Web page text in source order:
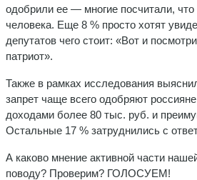
одобрили ее — многие посчитали,
человека. Еще 8 % просто хотят
депутатов чего стоит: «Вот и
патриот».
Также в рамках исследования
запрет чаще всего одобряют
доходами более 80 тыс. руб. и
Остальные 17 % затруднились с
А каково мнение активной части
поводу? Проверим? ГОЛОСУЕМ!